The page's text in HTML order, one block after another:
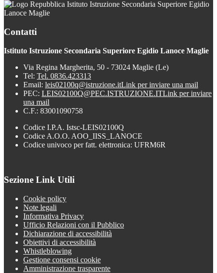
Istituto Istruzione Secondaria Superiore Egidio
Lanoce Maglie
Contatti
Istituto Istruzione Secondaria Superiore Egidio Lanoce Maglie
Via Regina Margherita, 50 - 73024 Maglie (Le)
Tel: Tel. 0836.423313
Email: leis02100q@istruzione.itLink per inviare una mail
PEC: LEIS02100Q@PEC.ISTRUZIONE.ITLink per inviare
una mail
C.F.: 83001090758
Codice I.P.A. Istsc-LEIS02100Q
Codice A.O.O. AOO_IISS_LANOCE
Codice univoco per fatt. elettronica: UFRM6R
Sezione Link Utili
Cookie policy
Note legali
Informativa Privacy
Ufficio Relazioni con il Pubblico
Dichiarazione di accessibilità
Obiettivi di accessibilità
Whistleblowing
Gestione consensi cookie
Amministrazione trasparente